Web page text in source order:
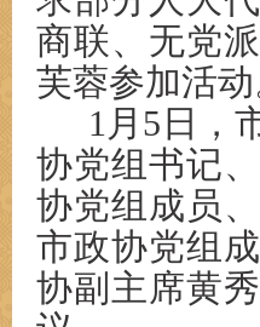
商联、无党
芙蓉参加活动
1月5日，
协党组书记
协党组成员
市政协党组
协副主席黄